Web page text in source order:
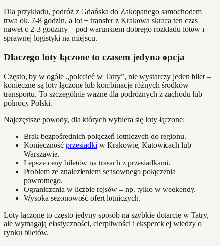
Dla przykładu, podróż z Gdańska do Zakopanego samochodem
trwa ok. 7-8 godzin, a lot + transfer z Krakowa skraca ten czas
nawet o 2-3 godziny – pod warunkiem dobrego rozkładu lotów i
sprawnej logistyki na miejscu.
Dlaczego loty łączone to czasem jedyna opcja
Często, by w ogóle „polecieć w Tatry”, nie wystarczy jeden bilet –
konieczne są loty łączone lub kombinacje różnych środków
transportu. To szczególnie ważne dla podróżnych z zachodu lub
północy Polski.
Najczęstsze powody, dla których wybiera się loty łączone:
Brak bezpośrednich połączeń lotniczych do regionu.
Konieczność przesiadki w Krakowie, Katowicach lub
Warszawie.
Lepsze ceny biletów na trasach z przesiadkami.
Problem ze znalezieniem sensownego połączenia
powrotnego.
Ograniczenia w liczbie rejsów – np. tylko w weekendy.
Wysoka sezonowość ofert lotniczych.
Loty łączone to często jedyny sposób na szybkie dotarcie w Tatry,
ale wymagają elastyczności, cierpliwości i eksperckiej wiedzy o
rynku biletów.